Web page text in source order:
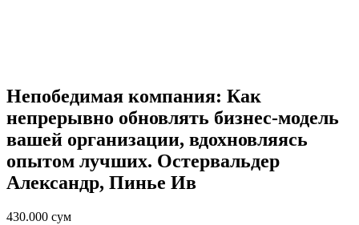
Непобедимая компания: Как
непрерывно обновлять бизнес-модель
вашей организации, вдохновляясь
опытом лучших. Остервальдер
Александр, Пинье Ив
430.000 сум